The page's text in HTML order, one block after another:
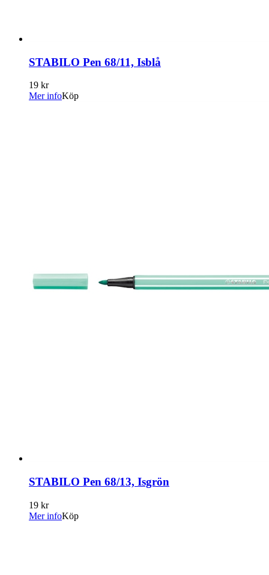
STABILO Pen 68/11, Isblå
19 kr
Mer infoKöp
STABILO Pen 68/13, Isgrön
19 kr
Mer infoKöp